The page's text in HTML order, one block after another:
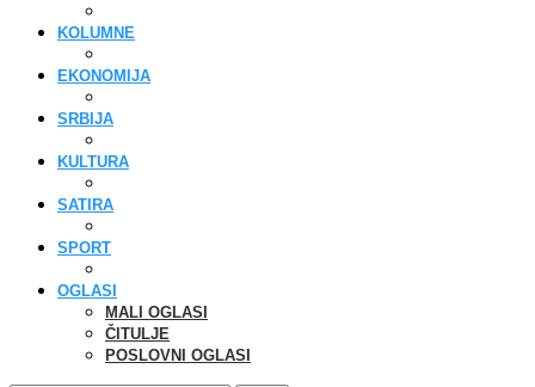
KOLUMNE
EKONOMIJA
SRBIJA
KULTURA
SATIRA
SPORT
OGLASI
MALI OGLASI
ČITULJE
POSLOVNI OGLASI